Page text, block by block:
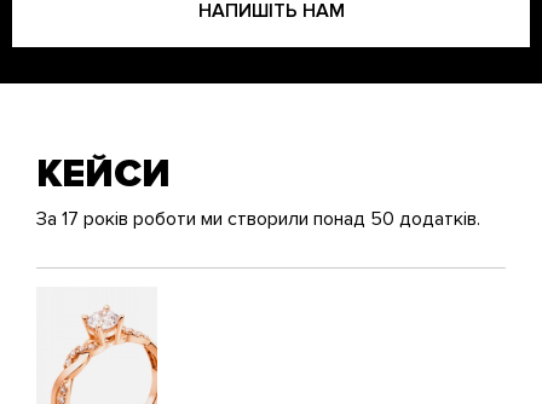
НАПИШІТЬ НАМ
КЕЙСИ
За 17 років роботи ми створили понад 50 додатків.